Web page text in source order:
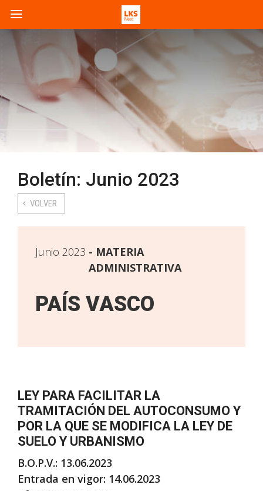
Boletín: Junio 2023
VOLVER
Junio 2023
MATERIA
ADMINISTRATIVA
PAÍS VASCO
LEY PARA FACILITAR LA
TRAMITACIÓN DEL AUTOCONSUMO Y
POR LA QUE SE MODIFICA LA LEY DE
SUELO Y URBANISMO
B.O.P.V.: 13.06.2023
Entrada en vigor: 14.06.2023